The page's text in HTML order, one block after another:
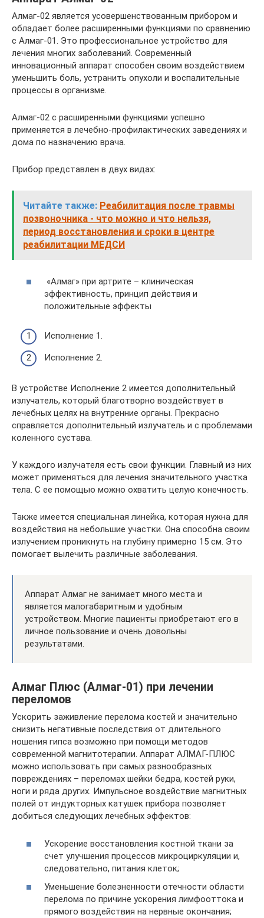
Алмаг-02 является усовершенствованным прибором и
обладает более расширенными функциями по сравнению
с Алмаг-01. Это профессиональное устройство для
лечения многих заболеваний. Современный
инновационный аппарат способен своим воздействием
уменьшить боль, устранить опухоли и воспалительные
процессы в организме.
Алмаг-02 с расширенными функциями успешно
применяется в лечебно-профилактических заведениях и
дома по назначению врача.
Прибор представлен в двух видах:
Читайте также: Реабилитация после травмы
позвоночника - что можно и что нельзя,
период восстановления и сроки в центре
реабилитации МЕДСИ
«Алмаг» при артрите – клиническая
эффективность, принцип действия и
положительные эффекты
Исполнение 1.
Исполнение 2.
В устройстве Исполнение 2 имеется дополнительный
излучатель, который благотворно воздействует в
лечебных целях на внутренние органы. Прекрасно
справляется дополнительный излучатель и с проблемами
коленного сустава.
У каждого излучателя есть свои функции. Главный из них
может применяться для лечения значительного участка
тела. С ее помощью можно охватить целую конечность.
Также имеется специальная линейка, которая нужна для
воздействия на небольшие участки. Она способна своим
излучением проникнуть на глубину примерно 15 см. Это
помогает вылечить различные заболевания.
Аппарат Алмаг не занимает много места и
является малогабаритным и удобным
устройством. Многие пациенты приобретают его в
личное пользование и очень довольны
результатами.
Алмаг Плюс (Алмаг-01) при лечении
переломов
Ускорить заживление перелома костей и значительно
снизить негативные последствия от длительного
ношения гипса возможно при помощи методов
современной магнитотерапии. Аппарат АЛМАГ-ПЛЮС
можно использовать при самых разнообразных
повреждениях – переломах шейки бедра, костей руки,
ноги и ряда других. Импульсное воздействие магнитных
полей от индукторных катушек прибора позволяет
добиться следующих лечебных эффектов:
Ускорение восстановления костной ткани за
счет улучшения процессов микроциркуляции и,
следовательно, питания клеток;
Уменьшение болезненности отечности области
перелома по причине ускорения лимфооттока и
прямого воздействия на нервные окончания;